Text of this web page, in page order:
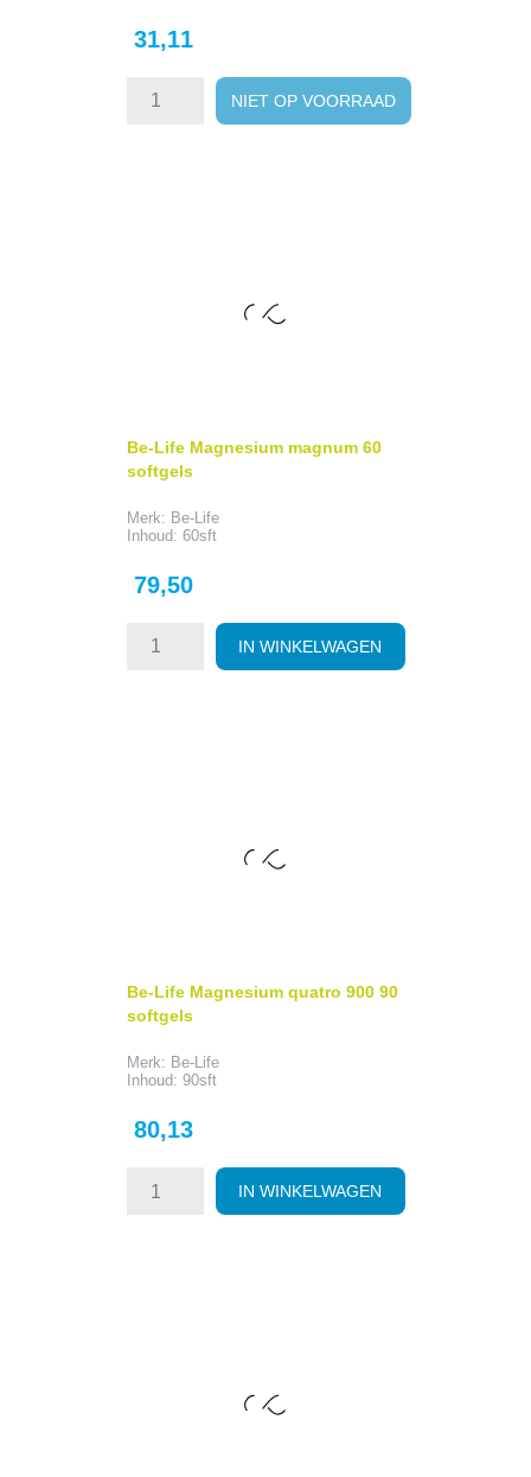
Prijs
31,11
NIET OP VOORRAAD
Be-Life Magnesium magnum 60
softgels
Merk: Be-Life
Inhoud: 60sft
Prijs
79,50
IN WINKELWAGEN
Be-Life Magnesium quatro 900 90
softgels
Merk: Be-Life
Inhoud: 90sft
Prijs
80,13
IN WINKELWAGEN